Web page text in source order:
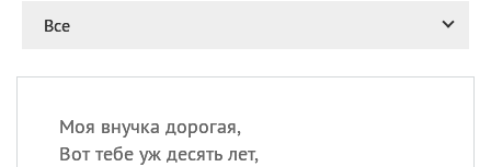
Все
Моя внучка дорогая,
Вот тебе уж десять лет,
Николая Чудотворца
11.08 День полета на
11.08